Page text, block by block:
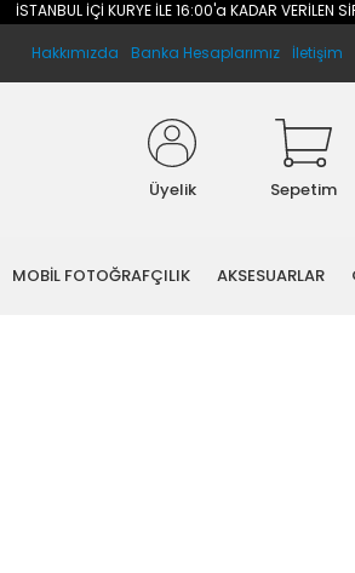
İSTANBUL İÇİ KURYE İLE 16:00'a KADAR VERİLEN
Hakkımızda Banka Hesaplarımız İletişim
Üyelik Sepetim
MOBİL FOTOĞRAFÇILIK AKSESUARLAR